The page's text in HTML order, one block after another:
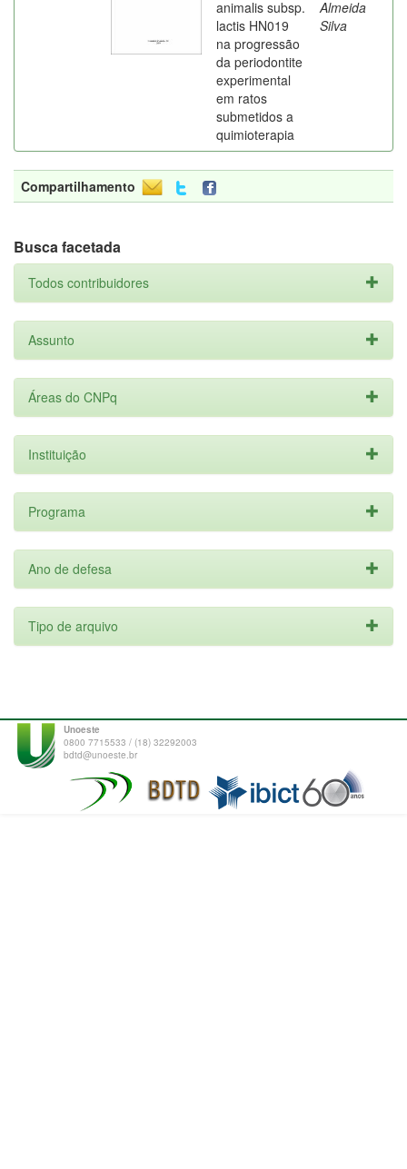
animalis subsp.
lactis HN019
na progressão
da periodontite
experimental
em ratos
submetidos a
quimioterapia
Almeida
Silva
Compartilhamento
Busca facetada
Todos contribuidores
Assunto
Áreas do CNPq
Instituição
Programa
Ano de defesa
Tipo de arquivo
Unoeste
0800 7715533 / (18) 32292003
bdtd@unoeste.br